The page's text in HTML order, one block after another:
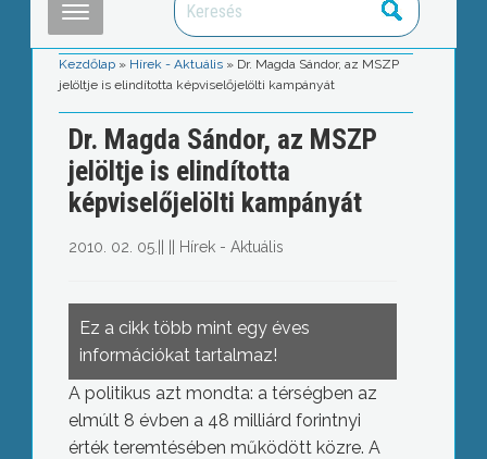
Kezdőlap » Hírek - Aktuális » Dr. Magda Sándor, az MSZP
jelöltje is elindította képviselőjelölti kampányát
Dr. Magda Sándor, az MSZP
jelöltje is elindította
képviselőjelölti kampányát
2010. 02. 05. Hírek - Aktuális
Ez a cikk több mint egy éves
információkat tartalmaz!
A politikus azt mondta: a térségben az
elmúlt 8 évben a 48 milliárd forintnyi
érték teremtésében működött közre. A